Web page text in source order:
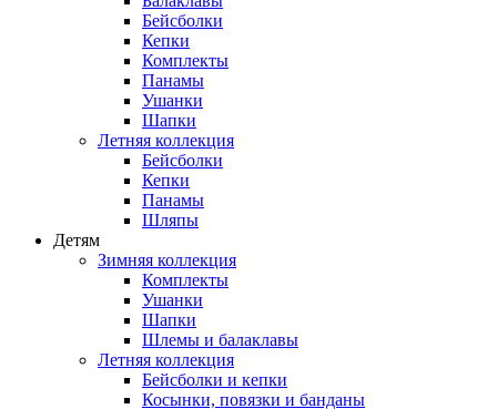
Бейсболки
Кепки
Комплекты
Панамы
Ушанки
Шапки
Летняя коллекция
Бейсболки
Кепки
Панамы
Шляпы
Детям
Зимняя коллекция
Комплекты
Ушанки
Шапки
Шлемы и балаклавы
Летняя коллекция
Бейсболки и кепки
Косынки, повязки и банданы